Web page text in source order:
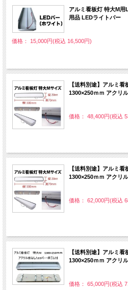
アルミ看板灯 特大M
用品 LEDライトバー
価格： 15,000円(税込 16,500円)
【送料別途】アルミ
1300×250ｍｍ アクリ
価格： 48,400円(税込
【送料別途】アルミ
1300×250ｍｍ アクリ
価格： 62,000円(税込
【送料別途】アルミ
1300×250ｍｍ アクリ
価格： 65,000円(税込